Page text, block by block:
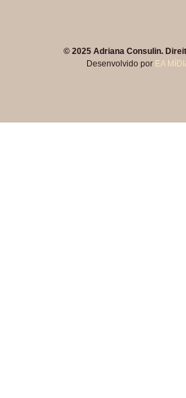
© 2025 Adriana Consulin.
Desenvolvido por EA